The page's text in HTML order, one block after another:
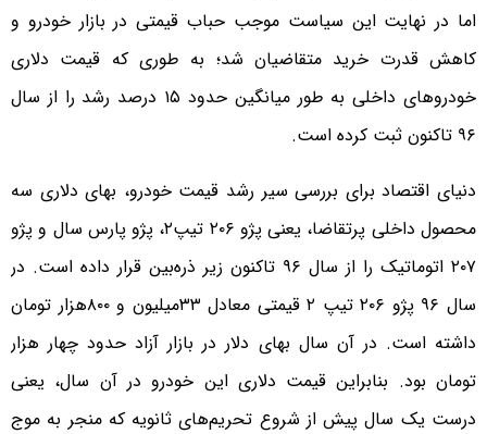
اما در نهایت این سیاست موجب حباب قیمتی در بازار خودرو و
کاهش قدرت خرید متقاضیان شد؛ به طوری که قیمت دلاری
خودروهای داخلی به طور میانگین حدود ۱۵ درصد رشد را از سال
۹۶ تاکنون ثبت کرده است.
دنیای اقتصاد برای بررسی سیر رشد قیمت خودرو، بهای دلاری سه
محصول داخلی پرتقاضا، یعنی پژو ۲۰۶ تیپ۲، پژو پارس سال و پژو
۲۰۷ اتوماتیک را از سال ۹۶ تاکنون زیر ذره‌بین قرار داده است. در
سال ۹۶ پژو ۲۰۶ تیپ ۲ قیمتی معادل ۳۳میلیون و ۸۰۰هزار تومان
داشته است. در آن سال بهای دلار در بازار آزاد حدود چهار هزار
تومان بود. بنابراین قیمت دلاری این خودرو در آن سال، یعنی
درست یک سال پیش از شروع تحریم‌های ثانویه که منجر به موج